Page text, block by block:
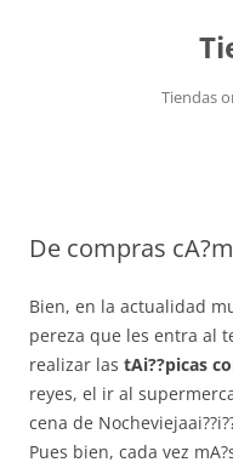
Tiendas
De compras
Bien, en la actualidad
pereza que les entra al
realizar las tAi??picas
reyes, el ir al
cena de
Pues bien, cada vez